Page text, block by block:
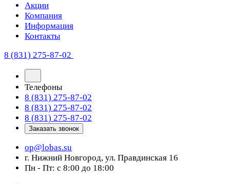
Акции
Компания
Информация
Контакты
8 (831) 275-87-02
Телефоны
8 (831) 275-87-02
8 (831) 275-87-02
8 (831) 275-87-02
Заказать звонок
op@lobas.su
г. Нижний Новгород, ул. Правдинская 16
Пн - Пт: с 8:00 до 18:00